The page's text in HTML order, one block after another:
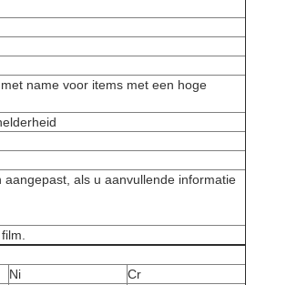
name voor items met een hoge
als u aanvullende informatie
Ni
Cr